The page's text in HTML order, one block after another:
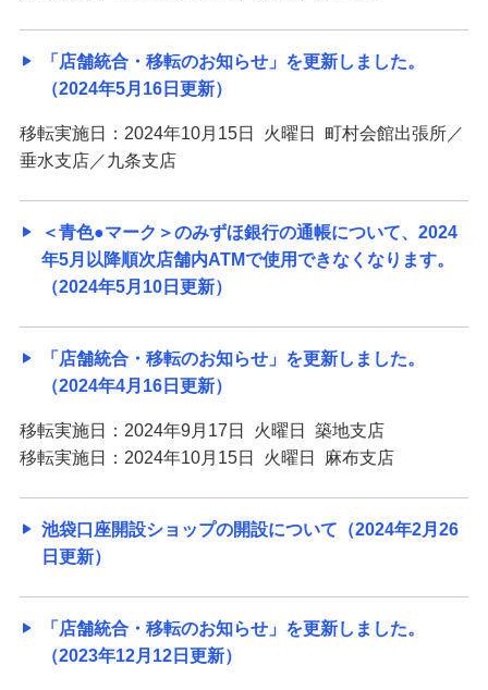
「店舗統合・移転のお知らせ」を更新しました。
（2024年5月16日更新）
移転実施日：2024年10月15日 火曜日 町村会館出張所／
垂水支店／九条支店
＜青色●マーク＞のみずほ銀行の通帳について、2024
年5月以降順次店舗内ATMで使用できなくなります。
（2024年5月10日更新）
「店舗統合・移転のお知らせ」を更新しました。
（2024年4月16日更新）
移転実施日：2024年9月17日 火曜日 築地支店
移転実施日：2024年10月15日 火曜日 麻布支店
池袋口座開設ショップの開設について（2024年2月26
日更新）
「店舗統合・移転のお知らせ」を更新しました。
（2023年12月12日更新）